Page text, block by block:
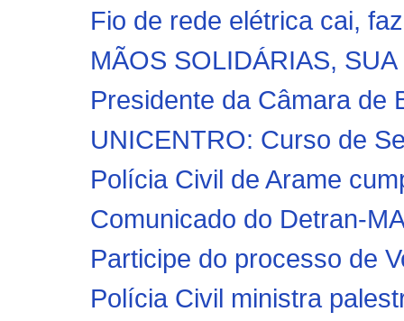
Fio de rede elétrica cai,
MÃOS SOLIDÁRIAS,
Presidente da Câmara de
UNICENTRO: Curso de
Polícia Civil de Arame
Comunicado do Detran-
Participe do processo de
Polícia Civil ministra